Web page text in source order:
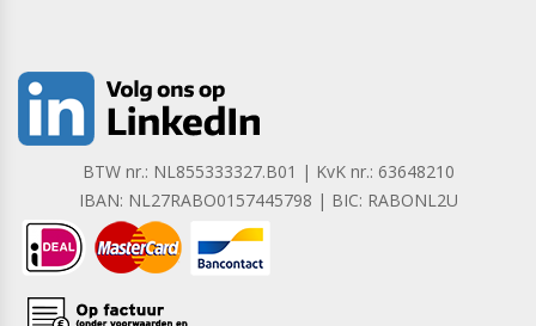
BTW nr.: NL855333327.B01 | KvK nr.: 63648210
IBAN: NL27RABO0157445798 | BIC: RABONL2U